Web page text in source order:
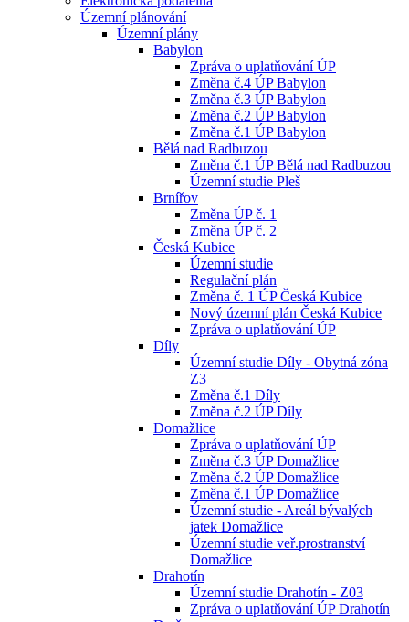
Územní plánování
Územní plány
Babylon
Zpráva o uplatňování ÚP
Změna č.4 ÚP Babylon
Změna č.3 ÚP Babylon
Změna č.2 ÚP Babylon
Změna č.1 ÚP Babylon
Bělá nad Radbuzou
Změna č.1 ÚP Bělá nad Radbuzou
Územní studie Pleš
Brnířov
Změna ÚP č. 1
Změna ÚP č. 2
Česká Kubice
Územní studie
Regulační plán
Změna č. 1 ÚP Česká Kubice
Nový územní plán Česká Kubice
Zpráva o uplatňování ÚP
Díly
Územní studie Díly - Obytná zóna
Z3
Změna č.1 Díly
Změna č.2 ÚP Díly
Domažlice
Zpráva o uplatňování ÚP
Změna č.3 ÚP Domažlice
Změna č.2 ÚP Domažlice
Změna č.1 ÚP Domažlice
Územní studie - Areál bývalých
jatek Domažlice
Územní studie veř.prostranství
Domažlice
Drahotín
Územní studie Drahotín - Z03
Zpráva o uplatňování ÚP Drahotín